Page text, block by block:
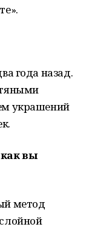
года назад.
украшений
вы
метод